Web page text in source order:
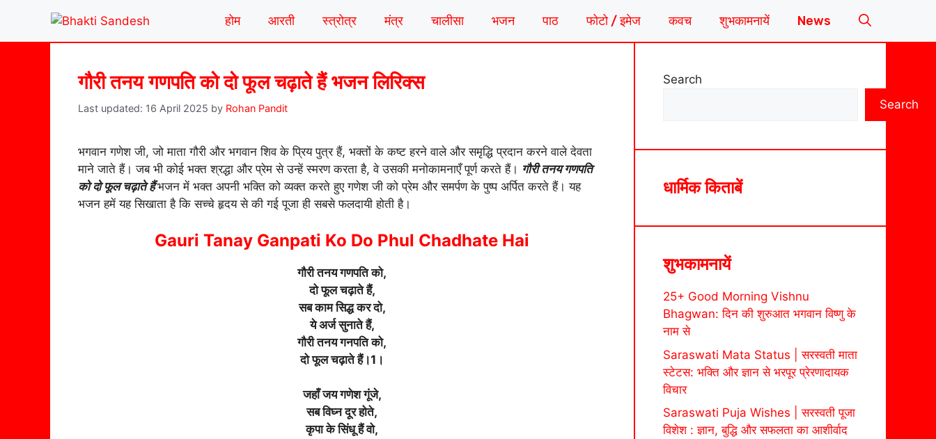
content
होम आरती स्त्रोत्र मंत्र चालीसा भजन पाठ फोटो / इमेज कवच शुभकामनायें News
गौरी तनय गणपति को दो फूल चढ़ाते हैं भजन लिरिक्स
16 April 2025 by Rohan Pandit
भगवान गणेश जी, जो माता गौरी और भगवान शिव के प्रिय पुत्र हैं, भक्तों के कष्ट हरने वाले और समृद्धि प्रदान करने वाले देवता
माने जाते हैं। जब भी कोई भक्त श्रद्धा और प्रेम से उन्हें स्मरण करता है, वे उसकी मनोकामनाएँ पूर्ण करते हैं। गौरी तनय गणपति
को दो फूल चढ़ाते हैंभजन में भक्त अपनी भक्ति को व्यक्त करते हुए गणेश जी को प्रेम और समर्पण के पुष्प अर्पित करते हैं। यह
भजन हमें यह सिखाता है कि सच्चे हृदय से की गई पूजा ही सबसे फलदायी होती है।
Gauri Tanay Ganpati Ko Do Phul Chadhate Hai
गौरी तनय गणपति को,
दो फूल चढ़ाते हैं,
सब काम सिद्ध कर दो,
ये अर्ज सुनाते हैं,
गौरी तनय गनपति को,
दो फूल चढ़ाते हैं।1।
जहाँ जय गणेश गूंजे,
सब विघ्न दूर होते,
कृपा के सिंधू हैं वो,
Search
Search
धार्मिक किताबें
शुभकामनायें
25+ Good Morning Vishnu
Bhagwan: दिन की शुरुआत भगवान विष्णु के
नाम से
Saraswati Mata Status | सरस्वती माता
स्टेटस: भक्ति और ज्ञान से भरपूर प्रेरणादायक
विचार
Saraswati Puja Wishes | सरस्वती पूजा
विशेश : ज्ञान, बुद्धि और सफलता का आशीर्वाद